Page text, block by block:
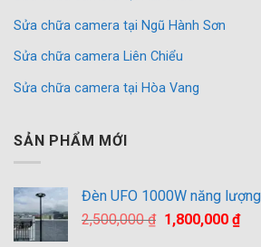
Sửa chữa camera tại Ngũ Hành Sơn
Sửa chữa camera Liên Chiểu
Sửa chữa camera tại Hòa Vang
SẢN PHẨM MỚI
Đèn UFO 1000W năng
2,500,000₫ Giá
1,800,000 ₫Giá